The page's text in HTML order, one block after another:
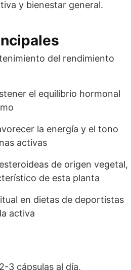
y bienestar general.
del rendimiento
el equilibrio hormonal
la energía y el tono
activas
de origen vegetal,
de esta planta
en dietas de deportistas
activa
3 cápsulas al día,